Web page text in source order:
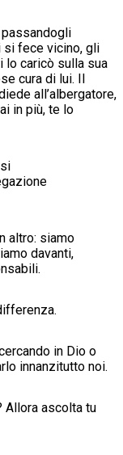
passandogli
si fece vicino, gli
lo caricò sulla sua
cura di lui. Il
all’albergatore,
in più, te lo
altro: siamo
davanti,
in Dio o
innanzitutto noi.
Allora ascolta tu